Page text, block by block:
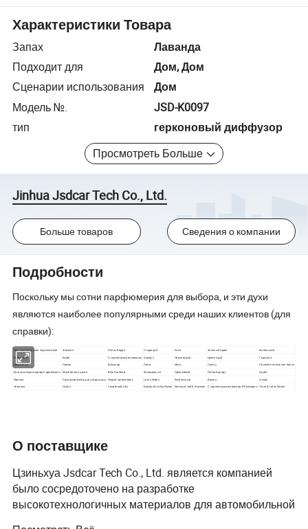
Характеристики Товара
Запах
Лаванда
Подходит для
Дом, Дом
Сценарии использования
Дом
Модель №.
JSD-K0097
тип
герконовый диффузор
Просмотреть Больше
Jinhua Jsdcar Tech Co., Ltd.
Больше товаров Сведения о компании
Подробности
Поскольку мы сотни парфюмерия для выбора, и эти духи
являются наиболее популярными среди наших клиентов (для
справки):
Последовательное подключение Жасмин Очень Берри С корицей Алоэ Зеленый Apple
Ванильный
Кокосовые
Кофе С сиреневыми вставками Бамбук Персиковый Цветочный
Гиацинта
Цветочный
Лимон Шоколад Лили Мята Сосны
Свежее постельное белье
Благоухающем курорте древесины Musk белого цвета Blue Gardenia Закрывается Оранжевый Летний дождь Apple
Фрезия Соковыжималка для цитрусовых Новый автомобиль Lotus Notes Клубничный Вишня
Океан
Черники
Океан Crisplinen& Lilic Бамбук & Lotus Notes Зеленый чай & Жасмин С сиреневыми вставками & Розмарин Лили & Lotus Notes
О поставщике
Цзиньхуа Jsdcar Tech Co., Ltd. является компанией
было сосредоточено на разработке
высокотехнологичных материалов для автомобильной